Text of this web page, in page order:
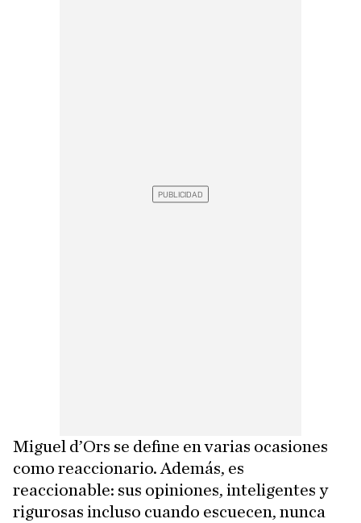
Miguel d’Ors se define en varias ocasiones
como reaccionario. Además, es
reaccionable: sus opiniones, inteligentes y
rigurosas incluso cuando escuecen, nunca